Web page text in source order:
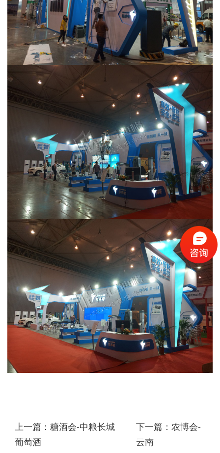
上一篇：糖酒会-中粮长城
葡萄酒
下一篇：农博会-
云南